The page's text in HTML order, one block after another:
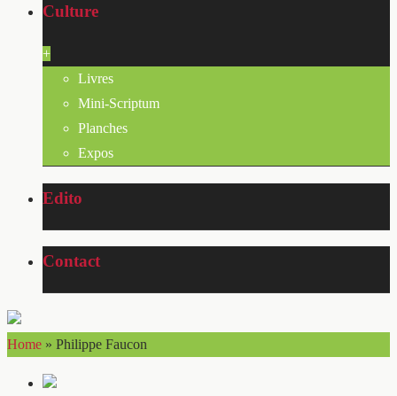
Culture
+
Livres
Mini-Scriptum
Planches
Expos
Edito
Contact
Home » Philippe Faucon